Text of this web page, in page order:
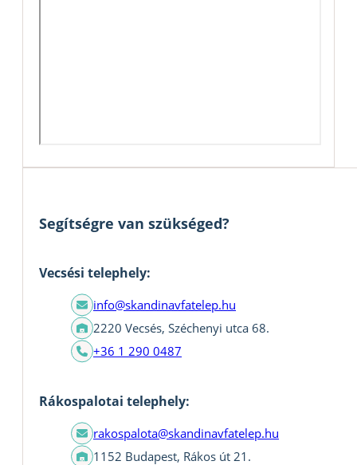
Segítségre van szükséged?
Vecsési telephely:
info@skandinavfatelep.hu
2220 Vecsés, Széchenyi utca 68.
+36 1 290 0487
Rákospalotai telephely:
rakospalota@skandinavfatelep.hu
1152 Budapest, Rákos út 21.